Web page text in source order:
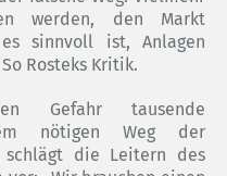
werden, den Markt
sinnvoll ist, Anlagen
Rosteks Kritik.
Gefahr tausende
nötigen Weg der
schlägt die Leitern des